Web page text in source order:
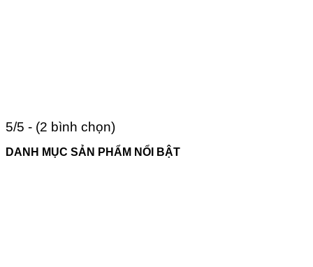
5/5 - (2 bình chọn)
DANH MỤC SẢN PHẨM NỔI BẬT